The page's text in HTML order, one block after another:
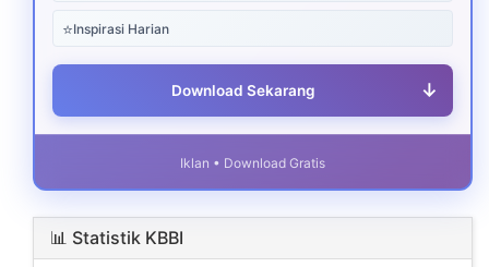
⭐Inspirasi Harian
Download Sekarang ↓
Iklan • Download Gratis
📊 Statistik KBBI